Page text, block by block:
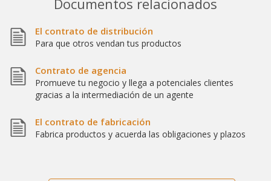
Documentos relacionados
El contrato de distribución
Para que otros vendan tus productos
Contrato de agencia
Promueve tu negocio y llega a potenciales clientes
gracias a la intermediación de un agente
El contrato de fabricación
Fabrica productos y acuerda las obligaciones y plazos